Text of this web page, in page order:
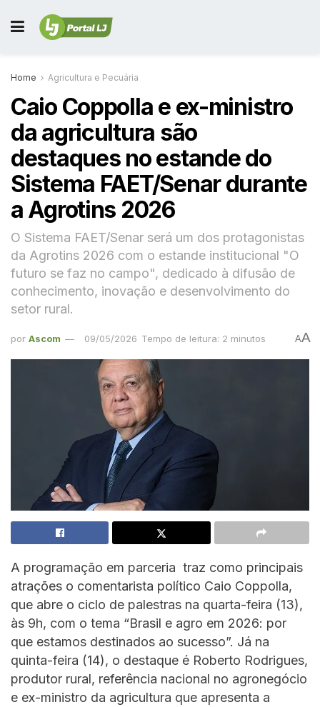
Home Agricultura e Pecuária
Caio Coppolla e ex-ministro
da agricultura são
destaques no estande do
Sistema FAET/Senar durante
a Agrotins 2026
O Sistema FAET/Senar será um dos protagonistas
da Agrotins 2026 com o estande institucional "O
futuro se faz no campo", dedicado à difusão de
conhecimento, inovação e desenvolvimento do
setor rural.
por Ascom 09/05/2026 Tempo de leitura: 2 minutos AA
A programação em parceria traz como principais
atrações o comentarista político Caio Coppolla,
que abre o ciclo de palestras na quarta-feira (13),
às 9h, com o tema “Brasil e agro em 2026: por
que estamos destinados ao sucesso”. Já na
quinta-feira (14), o destaque é Roberto Rodrigues,
produtor rural, referência nacional no agronegócio
e ex-ministro da agricultura que apresenta a